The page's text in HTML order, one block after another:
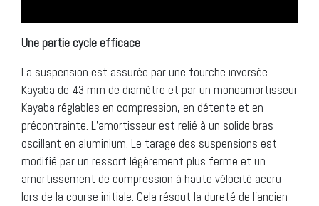
Une partie cycle efficace
La suspension est assurée par une fourche inversée
Kayaba de 43 mm de diamètre et par un monoamortisseur
Kayaba réglables en compression, en détente et en
précontrainte. L’amortisseur est relié à un solide bras
oscillant en aluminium. Le tarage des suspensions est
modifié par un ressort légèrement plus ferme et un
amortissement de compression à haute vélocité accru
lors de la course initiale. Cela résout la dureté de l’ancien